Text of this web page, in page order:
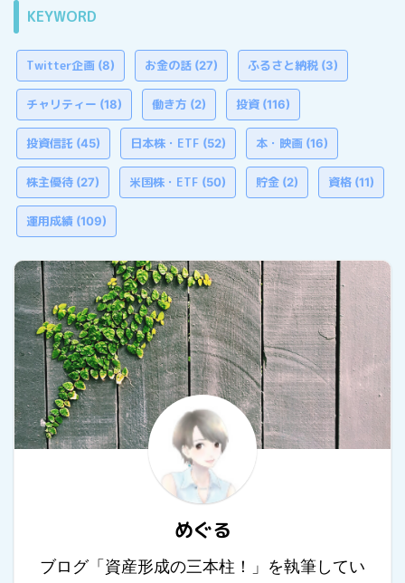
KEYWORD
Twitter企画 (8) お金の話 (27) ふるさと納税 (3)
チャリティー (18) 働き方 (2) 投資 (116)
投資信託 (45) 日本株・ETF (52) 本・映画 (16)
株主優待 (27) 米国株・ETF (50) 貯金 (2) 資格 (11)
運用成績 (109)
めぐる
ブログ「資産形成の三本柱！」を執筆してい